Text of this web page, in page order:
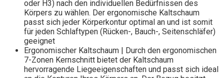
oder H3) nach den individuellen Bedürfnissen des
Körpers zu wählen. Der ergonomische Kaltschaum
passt sich jeder Körperkontur optimal an und ist somit
für jeden Schlaftypen (Rücken-, Bauch-, Seitenschläfer)
geeignet
Ergonomischer Kaltschaum | Durch den ergonomischen
7-Zonen Kernschnitt bietet der Kaltschaum
hervorragende Liegeeigenschaften und passt sich ideal